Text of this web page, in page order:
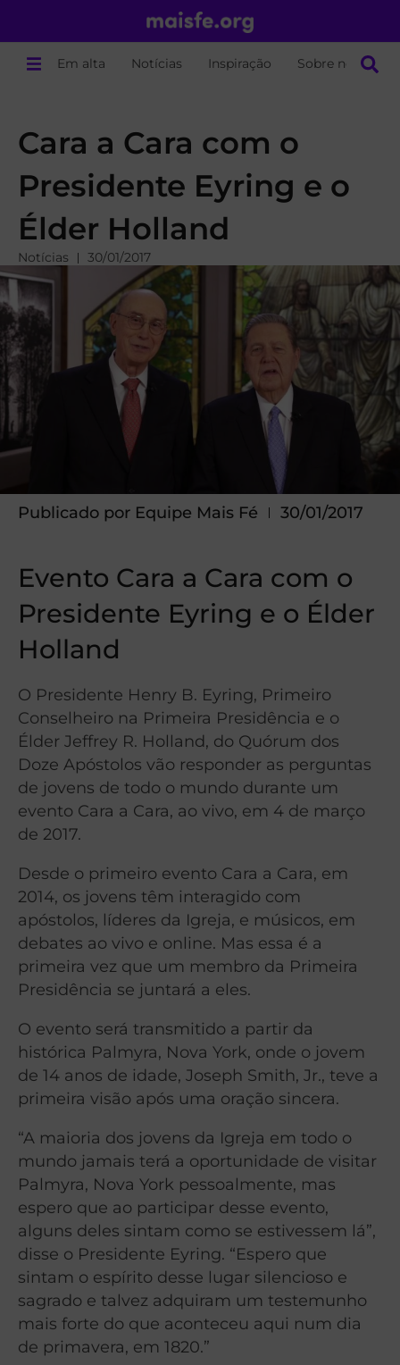
Em alta Notícias Inspiração Sobre nós
Cara a Cara com o
Presidente Eyring e o
Élder Holland
Notícias 30/01/2017
Publicado por Equipe Mais Fé 30/01/2017
Evento Cara a Cara com o
Presidente Eyring e o Élder
Holland
O Presidente Henry B. Eyring, Primeiro
Conselheiro na Primeira Presidência e o
Élder Jeffrey R. Holland, do Quórum dos
Doze Apóstolos vão responder as perguntas
de jovens de todo o mundo durante um
evento Cara a Cara, ao vivo, em 4 de março
de 2017.
Desde o primeiro evento Cara a Cara, em
2014, os jovens têm interagido com
apóstolos, líderes da Igreja, e músicos, em
debates ao vivo e online. Mas essa é a
primeira vez que um membro da Primeira
Presidência se juntará a eles.
O evento será transmitido a partir da
histórica Palmyra, Nova York, onde o jovem
de 14 anos de idade, Joseph Smith, Jr., teve a
primeira visão após uma oração sincera.
“A maioria dos jovens da Igreja em todo o
mundo jamais terá a oportunidade de visitar
Palmyra, Nova York pessoalmente, mas
espero que ao participar desse evento,
alguns deles sintam como se estivessem lá”,
disse o Presidente Eyring. “Espero que
sintam o espírito desse lugar silencioso e
sagrado e talvez adquiram um testemunho
mais forte do que aconteceu aqui num dia
de primavera, em 1820.”